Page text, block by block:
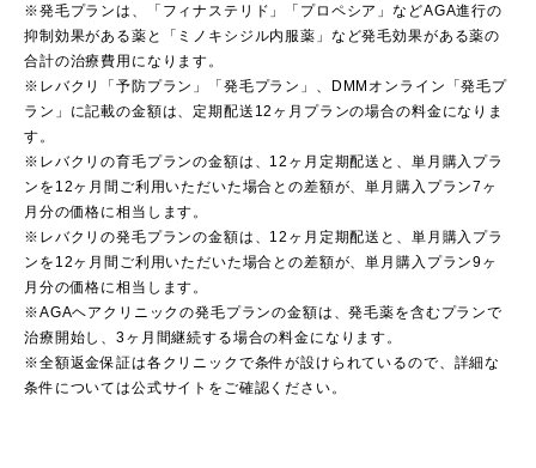
※発毛プランは、「フィナステリド」「プロペシア」などAGA進行の
抑制効果がある薬と「ミノキシジル内服薬」など発毛効果がある薬の
合計の治療費用になります。
※レバクリ「予防プラン」「発毛プラン」、DMMオンライン「発毛プ
ラン」に記載の金額は、定期配送12ヶ月プランの場合の料金になりま
す。
※レバクリの育毛プランの金額は、12ヶ月定期配送と、単月購入プラ
ンを12ヶ月間ご利用いただいた場合との差額が、単月購入プラン7ヶ
月分の価格に相当します。
※レバクリの発毛プランの金額は、12ヶ月定期配送と、単月購入プラ
ンを12ヶ月間ご利用いただいた場合との差額が、単月購入プラン9ヶ
月分の価格に相当します。
※AGAヘアクリニックの発毛プランの金額は、発毛薬を含むプランで
治療開始し、3ヶ月間継続する場合の料金になります。
※全額返金保証は各クリニックで条件が設けられているので、詳細な
条件については公式サイトをご確認ください。